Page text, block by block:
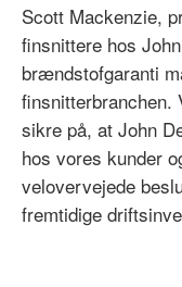
Scott Mackenzie,
finsnittere hos
brændstofgaranti
finsnitterbranchen.
sikre på, at John
hos vores kunder
velovervejede
fremtidige